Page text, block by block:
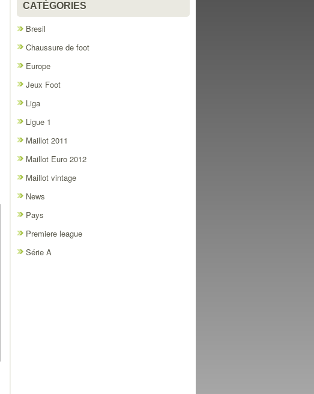
CATÉGORIES
Bresil
Chaussure de foot
Europe
Jeux Foot
Liga
Ligue 1
Maillot 2011
Maillot Euro 2012
Maillot vintage
News
Pays
Premiere league
Série A